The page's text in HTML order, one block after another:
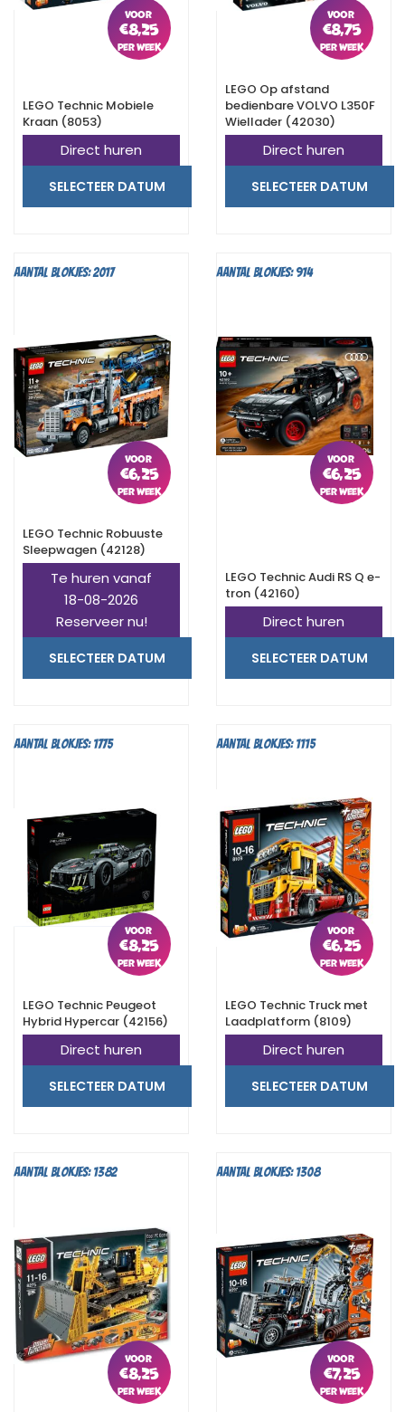
€8,25
LEGO Technic Mobiele
Kraan (8053)
Direct huren
SELECTEER DATUM
€8,75
LEGO Op afstand
bedienbare VOLVO L350F
Wiellader (42030)
Direct huren
SELECTEER DATUM
Aantal blokjes: 2017
€6,25
LEGO Technic Robuuste
Sleepwagen (42128)
Te huren vanaf
18-08-2026
Reserveer nu!
SELECTEER DATUM
Aantal blokjes: 914
€6,25
LEGO Technic Audi RS Q e-
tron (42160)
Direct huren
SELECTEER DATUM
Aantal blokjes: 1775
€8,25
LEGO Technic Peugeot
Hybrid Hypercar (42156)
Direct huren
SELECTEER DATUM
Aantal blokjes: 1115
€6,25
LEGO Technic Truck met
Laadplatform (8109)
Direct huren
SELECTEER DATUM
Aantal blokjes: 1382
€8,25
Aantal blokjes: 1308
€7,25